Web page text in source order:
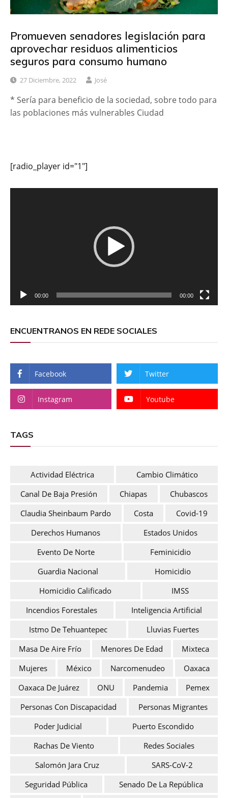
Promueven senadores legislación para
aprovechar residuos alimenticios
seguros para consumo humano
27 Diciembre, 2022 José
* Sería para beneficio de la sociedad, sobre todo para
las poblaciones más vulnerables Ciudad
[radio_player id="1"]
00:00 00:00
ENCUENTRANOS EN REDE SOCIALES
Facebook Twitter
Instagram Youtube
TAGS
Actividad Eléctrica
Cambio Climático
Canal De Baja Presión
Chiapas
Chubascos
Claudia Sheinbaum Pardo
Costa
Covid-19
Derechos Humanos
Estados Unidos
Evento De Norte
Feminicidio
Guardia Nacional
Homicidio
Homicidio Calificado
IMSS
Incendios Forestales
Inteligencia Artificial
Istmo De Tehuantepec
Lluvias Fuertes
Masa De Aire Frío
Menores De Edad
Mixteca
Mujeres
México Narcomenudeo
Oaxaca
Oaxaca De Juárez
ONU Pandemia
Pemex
Personas Con Discapacidad
Personas Migrantes
Poder Judicial
Puerto Escondido
Rachas De Viento
Redes Sociales
Salomón Jara Cruz
SARS-CoV-2
Seguridad Pública
Senado De La República